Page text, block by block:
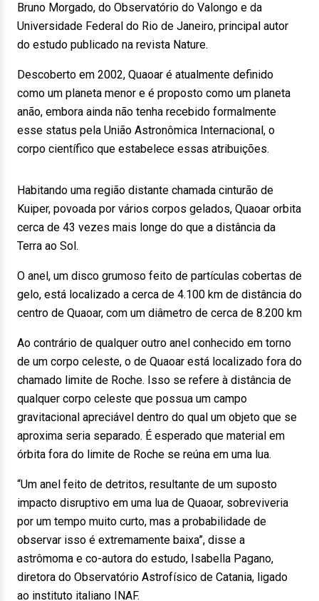
Bruno Morgado, do Observatório do Valongo e da
Universidade Federal do Rio de Janeiro, principal autor
do estudo publicado na revista Nature.
Descoberto em 2002, Quaoar é atualmente definido
como um planeta menor e é proposto como um planeta
anão, embora ainda não tenha recebido formalmente
esse status pela União Astronômica Internacional, o
corpo científico que estabelece essas atribuições.
Habitando uma região distante chamada cinturão de
Kuiper, povoada por vários corpos gelados, Quaoar orbita
cerca de 43 vezes mais longe do que a distância da
Terra ao Sol.
O anel, um disco grumoso feito de partículas cobertas de
gelo, está localizado a cerca de 4.100 km de distância do
centro de Quaoar, com um diâmetro de cerca de 8.200 km
Ao contrário de qualquer outro anel conhecido em torno
de um corpo celeste, o de Quaoar está localizado fora do
chamado limite de Roche. Isso se refere à distância de
qualquer corpo celeste que possua um campo
gravitacional apreciável dentro do qual um objeto que se
aproxima seria separado. É esperado que material em
órbita fora do limite de Roche se reúna em uma lua.
“Um anel feito de detritos, resultante de um suposto
impacto disruptivo em uma lua de Quaoar, sobreviveria
por um tempo muito curto, mas a probabilidade de
observar isso é extremamente baixa”, disse a
astrômoma e co-autora do estudo, Isabella Pagano,
diretora do Observatório Astrofísico de Catania, ligado
ao instituto italiano INAF.